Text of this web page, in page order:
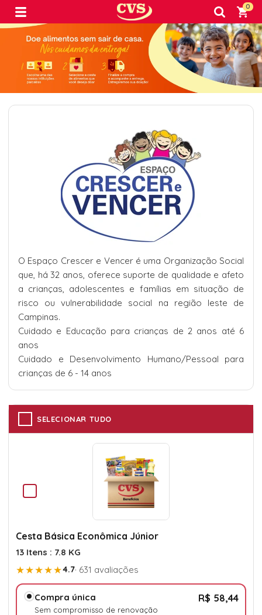
0
O Espaço Crescer e Vencer é uma Organização Social
que, há 32 anos, oferece suporte de qualidade e afeto
a crianças, adolescentes e famílias em situação de
risco ou vulnerabilidade social na região leste de
Campinas.
Cuidado e Educação para crianças de 2 anos até 6
anos
Cuidado e Desenvolvimento Humano/Pessoal para
crianças de 6 - 14 anos
SELECIONAR TUDO
Cesta Básica Econômica Júnior
13 Itens : 7.8 KG
★★★★★4.7· 631 avaliações
Compra única
Sem compromisso de renovação
R$ 58,44